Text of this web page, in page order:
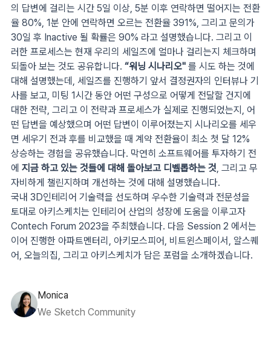
의 답변에 걸리는 시간 5일 이상, 5분 이후 연락하면 떨어지는 전환
율 80%, 1분 안에 연락하면 오르는 전환율 391%, 그리고 문의가
30일 후 Inactive 될 확률은 90% 라고 설명했습니다. 그리고 이
러한 프로세스는 현재 우리의 세일즈에 얼마나 걸리는지 체크하며
되돌아 보는 것도 공유합니다. “워닝 시나리오" 를 시도 하는 것에
대해 설명했는데, 세일즈를 진행하기 앞서 결정권자의 인터뷰나 기
사를 보고, 미팅 1시간 동안 어떤 구성으로 어떻게 전달할 건지에
대한 전략, 그리고 이 전략과 프로세스가 실제로 진행되었는지, 어
떤 답변을 예상했으며 어떤 답변이 이루어졌는지 시나리오를 세우
면 세우기 전과 후를 비교했을 때 계약 전환율이 최소 첫 달 12%
상승하는 경험을 공유했습니다. 막연히 소프트웨어를 투자하기 전
에 지금 하고 있는 것들에 대해 돌아보고 디벨롭하는 것 , 그리고 무
자비하게 챌린지하며 개선하는 것에 대해 설명했습니다.
국내 3D인테리어 기술력을 선도하며 우수한 기술력과 전문성을
토대로 아키스케치는 인테리어 산업의 성장에 도움을 이루고자
Contech Forum 2023을 주최했습니다. 다음 Session 2 에서는
이어 진행한 아파트멘터리, 아키모스피어, 비트윈스페이서, 알스퀘
어, 오늘의집, 그리고 아키스케치가 담은 포럼을 소개하겠습니다.
Monica
We Sketch Community